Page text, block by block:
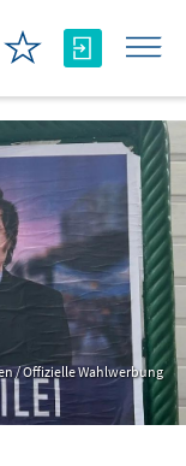
/ Offizielle Wahlwerbung